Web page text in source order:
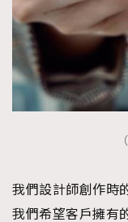
我們設計師創作時
我們希望客戶擁有